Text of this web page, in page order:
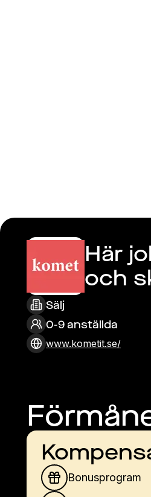
Här
och
Sälj
0-9 anställda
www.kometit.se/
Bonusprogram